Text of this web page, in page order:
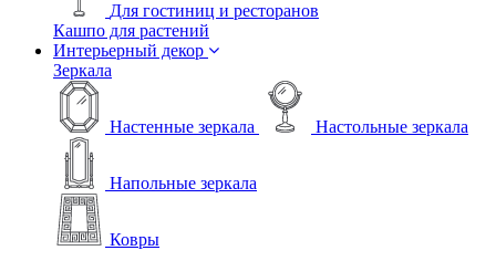
Для гостиниц и ресторанов
Кашпо для растений
Интерьерный декор
Зеркала
Настенные зеркала Настольные зеркала
Напольные зеркала
Ковры